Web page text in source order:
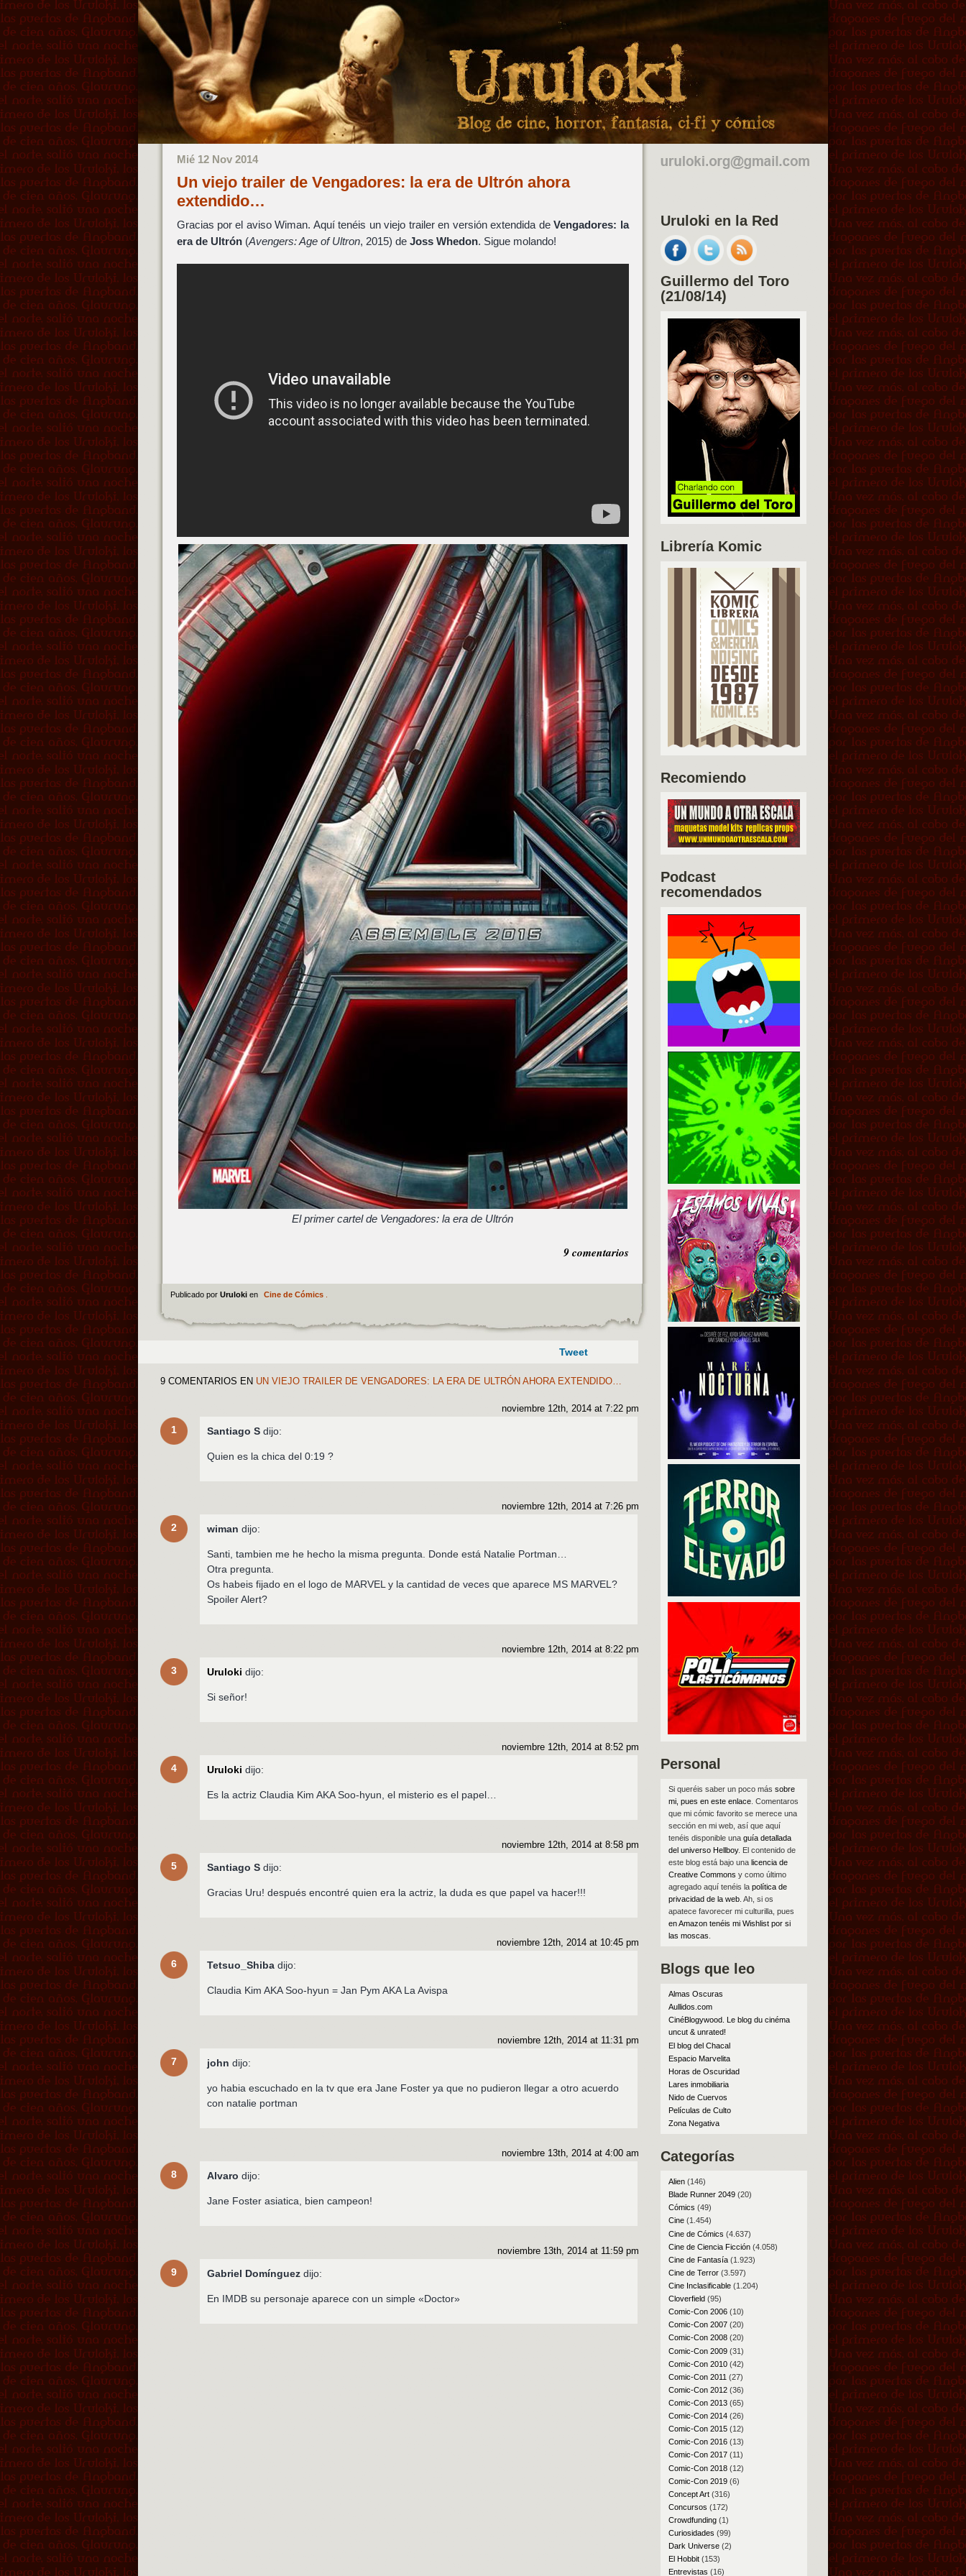
Mié 12 Nov 2014
Un viejo trailer de Vengadores: la era de Ultrón ahora
extendido…
Gracias por el aviso Wiman. Aquí tenéis un viejo trailer en versión extendida deVengadores: la
era de Ultrón(Avengers: Age of Ultron, 2015) de Joss Whedon. Sigue molando!
El primer cartel de Vengadores: la era de Ultrón
9 comentarios
Publicado por Uruloki en Cine de Cómics.
Tweet
9 COMENTARIOS EN UN VIEJO TRAILER DE VENGADORES: LA ERA DE ULTRÓN AHORA EXTENDIDO…
1
noviembre 12th, 2014 at 7:22 pm
Santiago S dijo:
Quien es la chica del 0:19 ?
2
noviembre 12th, 2014 at 7:26 pm
wiman dijo:
Santi, tambien me he hecho la misma pregunta. Donde está Natalie Portman…
Otra pregunta.
Os habeis fijado en el logo de MARVEL y la cantidad de veces que aparece MS MARVEL?
Spoiler Alert?
3
noviembre 12th, 2014 at 8:22 pm
Uruloki dijo:
Si señor!
4
noviembre 12th, 2014 at 8:52 pm
Uruloki dijo:
Es la actriz Claudia Kim AKA Soo-hyun, el misterio es el papel…
5
noviembre 12th, 2014 at 8:58 pm
Santiago S dijo:
Gracias Uru! después encontré quien era la actriz, la duda es que papel va hacer!!!
6
noviembre 12th, 2014 at 10:45 pm
Tetsuo_Shiba dijo:
Claudia Kim AKA Soo-hyun = Jan Pym AKA La Avispa
7
noviembre 12th, 2014 at 11:31 pm
john dijo:
yo habia escuchado en la tv que era Jane Foster ya que no pudieron llegar a otro acuerdo
con natalie portman
8
noviembre 13th, 2014 at 4:00 am
Alvaro dijo:
Jane Foster asiatica, bien campeon!
9
noviembre 13th, 2014 at 11:59 pm
Gabriel Domínguez dijo:
En IMDB su personaje aparece con un simple «Doctor»
Uruloki en la Red
Guillermo del Toro
(21/08/14)
Librería Komic
Recomiendo
Podcast
recomendados
Personal
Si queréis saber un poco más sobre
mi, pues en este enlace. Comentaros
que mi cómic favorito se merece una
sección en mi web, así que aquí
tenéis disponible una guía detallada
del universo Hellboy. El contenido de
este blog está bajo una licencia de
Creative Commons y como último
agregado aquí tenéis la política de
privacidad de la web. Ah, si os
apatece favorecer mi culturilla, pues
en Amazon tenéis mi Wishlist por si
las moscas
Blogs que leo
Almas Oscuras
Aullidos.com
CinéBlogywood. Le blog du cinéma
uncut & unrated!
El blog del Chacal
Espacio Marvelita
Horas de Oscuridad
Lares inmobiliaria
Nido de Cuervos
Películas de Culto
Zona Negativa
Categorías
Alien(146)
Blade Runner 2049(20)
Cómics (49)
Cine(1.454)
Cine de Cómics (4.637)
Cine de Ciencia Ficción(4.058)
Cine de Fantasía(1.923)
Cine de Terror(3.597)
Cine Inclasificable(1.204)
Cloverfield(95)
Comic-Con 2006(10)
Comic-Con 2007(20)
Comic-Con 2008(20)
Comic-Con 2009(31)
Comic-Con 2010(42)
Comic-Con 2011 (27)
Comic-Con 2012(36)
Comic-Con 2013(65)
Comic-Con 2014(26)
Comic-Con 2015(12)
Comic-Con 2016(13)
Comic-Con 2017(11)
Comic-Con 2018(12)
Comic-Con 2019(6)
Concept Art(316)
Concursos (172)
Crowdfunding(1)
Curiosidades (99)
Dark Universe(2)
El Hobbit(153)
Entrevistas (16)